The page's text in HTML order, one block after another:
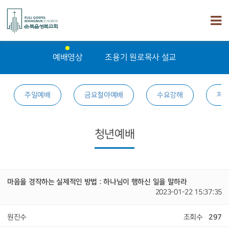
예배영상 조용기 원로목사 설교
주일예배 금요철야예배 수요강해 저
청년예배
마음을 경작하는 실제적인 방법 : 하나님이 행하신 일을 말하라
2023-01-22 15:37:35
원진수 조회수 297